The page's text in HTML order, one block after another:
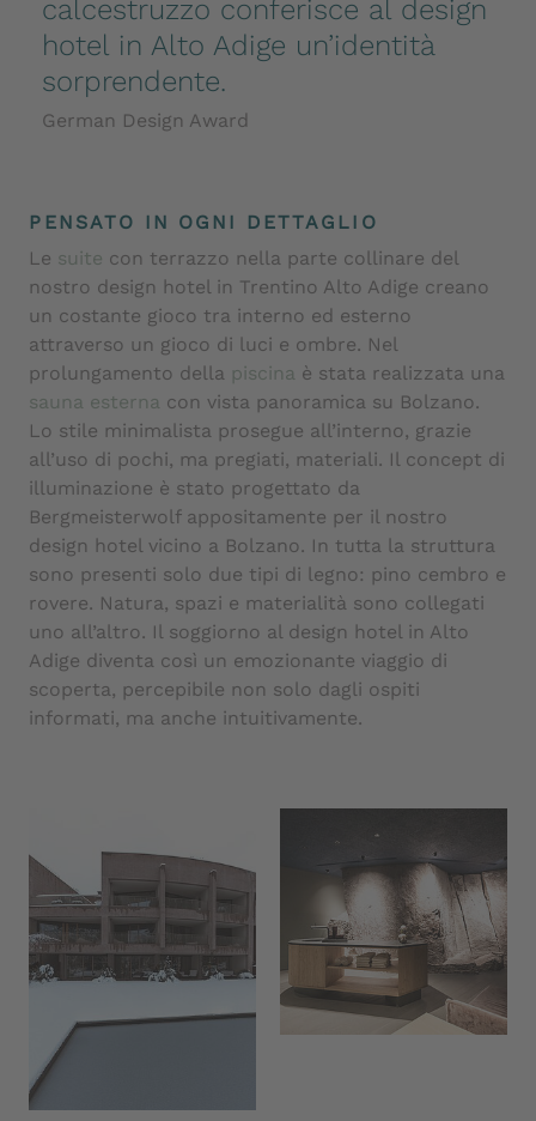
calcestruzzo conferisce al design
hotel in Alto Adige un’identità
sorprendente.
German Design Award
PENSATO IN OGNI DETTAGLIO
Le suite con terrazzo nella parte collinare del
nostro design hotel in Trentino Alto Adige creano
un costante gioco tra interno ed esterno
attraverso un gioco di luci e ombre. Nel
prolungamento della piscina è stata realizzata una
sauna esterna con vista panoramica su Bolzano.
Lo stile minimalista prosegue all’interno, grazie
all’uso di pochi, ma pregiati, materiali. Il concept di
illuminazione è stato progettato da
Bergmeisterwolf appositamente per il nostro
design hotel vicino a Bolzano. In tutta la struttura
sono presenti solo due tipi di legno: pino cembro e
rovere. Natura, spazi e materialità sono collegati
uno all’altro. Il soggiorno al design hotel in Alto
Adige diventa così un emozionante viaggio di
scoperta, percepibile non solo dagli ospiti
informati, ma anche intuitivamente.